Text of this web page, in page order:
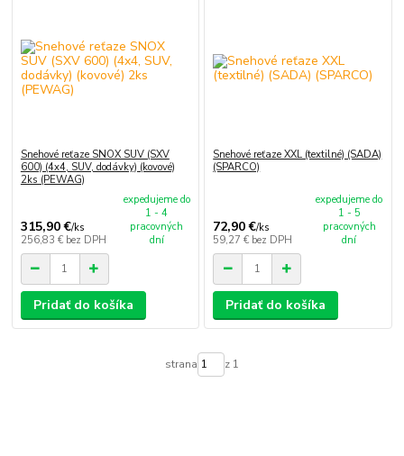
Snehové reťaze SNOX SUV (SXV
600) (4x4, SUV, dodávky) (kovové)
2ks (PEWAG)
315,90 €/ks
256,83 € bez DPH
expedujeme do
1 - 4
pracovných
dní
Pridať do košíka
Snehové reťaze XXL (textilné) (SADA)
(SPARCO)
72,90 €/ks
59,27 € bez DPH
expedujeme do
1 - 5
pracovných
dní
Pridať do košíka
strana z 1